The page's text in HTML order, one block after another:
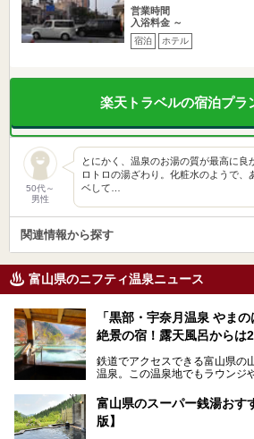
営業時間
入浴料金 ～
宿泊 ホテル
楽天トラベルの宿泊プラ
50代～
男性
とにかく、温泉のお湯の質が最高に
ロトロの湯ざわり。化粧水のようで、
ベして…
関連情報から探す
富山県のニフティ温泉ニュース
「黒部・宇奈月温泉 やま
絶景の宿！露天風呂からは
鉄道でアクセスできる富山県の
温泉。この温泉地でもラウンジ
の「黒部・宇奈月温泉 やまの
自慢の眺望、温泉、居心地の良
富山県のスーパー銭湯おす
版】